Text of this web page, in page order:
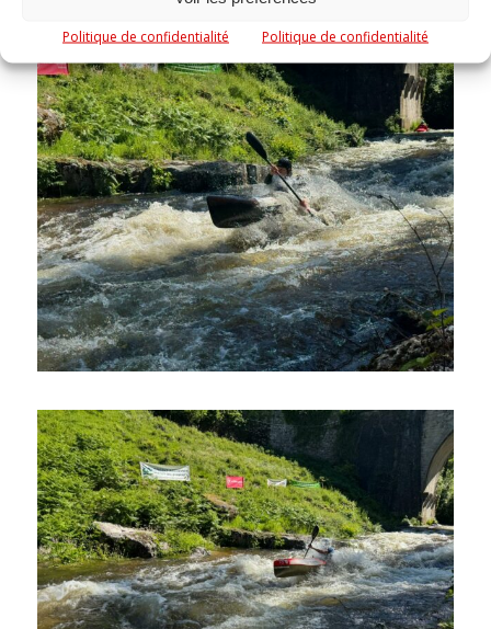
Politique de confidentialité Politique de confidentialité